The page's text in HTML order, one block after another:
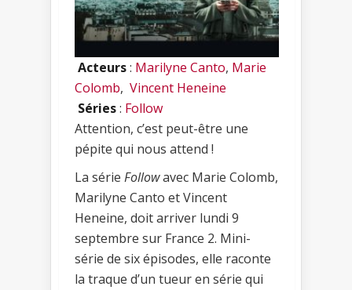
Acteurs: Marilyne Canto, Marie
Colomb, Vincent Heneine
Séries: Follow
Attention, c’est peut-être une
pépite qui nous attend !
La série Followavec Marie Colomb,
Marilyne Canto et Vincent
Heneine, doit arriver lundi 9
septembre sur France 2. Mini-
série de six épisodes, elle raconte
la traque d’un tueur en série qui